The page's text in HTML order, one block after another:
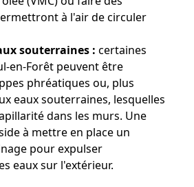
à l'air de circuler
souterraines : certaines
en-Forêt peuvent être
phréatiques ou, plus
eaux souterraines, lesquelles
dans les murs. Une
à mettre en place un
pour expulser
eaux sur l'extérieur.